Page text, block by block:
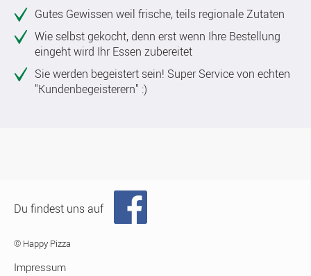
Gutes Gewissen weil frische, teils regionale Zutaten
Wie selbst gekocht, denn erst wenn Ihre Bestellung
eingeht wird Ihr Essen zubereitet
Sie werden begeistert sein! Super Service von echten
"Kundenbegeisterern" :)
Du findest uns auf
© Happy Pizza
Impressum